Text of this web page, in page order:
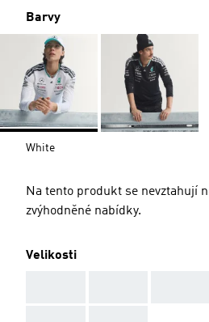
Barvy
White
Na tento produkt se nevztahují
zvýhodněné nabídky.
Velikosti